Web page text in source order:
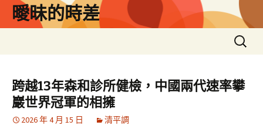
曖昧的時差
搜
尋
鍵
字:
跨越13年森和診所健檢，中國兩代速率攀
巖世界冠軍的相擁
2026 年 4 月 15 日 清平調